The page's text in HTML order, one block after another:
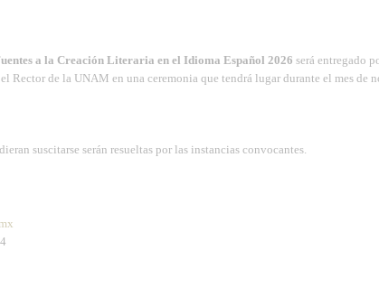
a la Creación Literaria en el Idioma Español 2026 será entregado
Rector de la UNAM en una ceremonia que tendrá lugar durante el mes de
suscitarse serán resueltas por las instancias convocantes.